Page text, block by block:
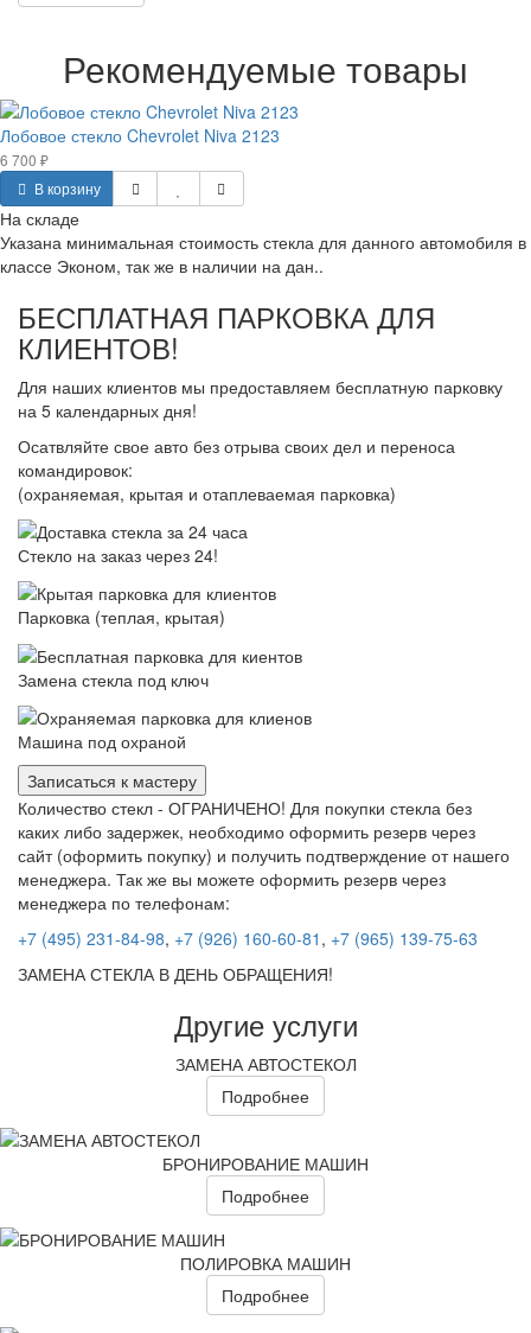
Рекомендуемые товары
Лобовое стекло Chevrolet Niva 2123
6 700 ₽
В корзину
На складе
Указана минимальная стоимость стекла для данного автомобиля в
классе Эконом, так же в наличии на дан..
БЕСПЛАТНАЯ ПАРКОВКА ДЛЯ
КЛИЕНТОВ!
Для наших клиентов мы предоставляем бесплатную парковку
на 5 календарных дня!
Осатвляйте свое авто без отрыва своих дел и переноса
командировок:
(охраняемая, крытая и отаплеваемая парковка)
Стекло на заказ через 24!
Парковка (теплая, крытая)
Замена стекла под ключ
Машина под охраной
Записаться к мастеру
Количество стекл - ОГРАНИЧЕНО! Для покупки стекла без
каких либо задержек, необходимо оформить резерв через
сайт (оформить покупку) и получить подтверждение от нашего
менеджера. Так же вы можете оформить резерв через
менеджера по телефонам:
+7 (495) 231-84-98, +7 (926) 160-60-81 , +7 (965) 139-75-63
ЗАМЕНА СТЕКЛА В ДЕНЬ ОБРАЩЕНИЯ!
Другие услуги
ЗАМЕНА АВТОСТЕКОЛ
Подробнее
БРОНИРОВАНИЕ МАШИН
Подробнее
ПОЛИРОВКА МАШИН
Подробнее